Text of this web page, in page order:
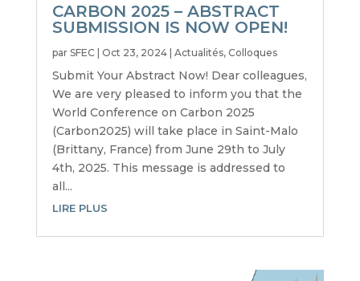
CARBON 2025 – ABSTRACT
SUBMISSION IS NOW OPEN!
par SFEC| Oct 23, 2024| Actualités, Colloques
Submit Your Abstract Now! Dear colleagues,
We are very pleased to inform you that the
World Conference on Carbon 2025
(Carbon2025) will take place in Saint-Malo
(Brittany, France) from June 29th to July
4th, 2025. This message is addressed to
all...
LIRE PLUS